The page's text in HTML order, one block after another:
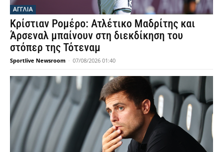
ΑΓΓΛΙΑ
Κρίστιαν Ρομέρο: Ατλέτικο Μαδρίτης και
Άρσεναλ μπαίνουν στη διεκδίκηση του
στόπερ της Τότεναμ
Sportlive Newsroom - 07/08/2026 01:40